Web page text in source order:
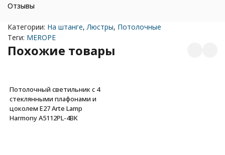
Отзывы
Категории: На штанге, Люстры, Потолочные
Теги: MEROPE
Похожие товары
Потолочный светильник с 4
стеклянными плафонами и
цоколем E27 Arte Lamp
Harmony A5112PL-4BK